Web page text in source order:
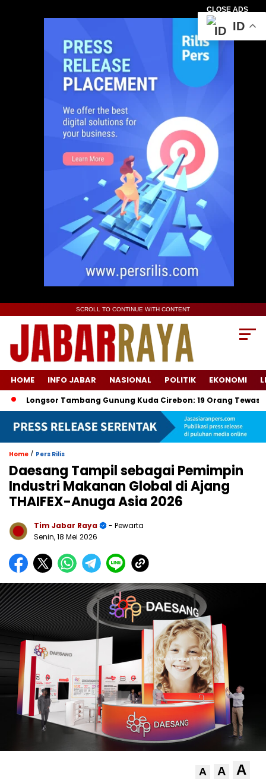
CLOSE ADS
SCROLL TO CONTINUE WITH CONTENT
HOME INFO JABAR NASIONAL POLITIK EKONOMI
Tambang Gunung Kuda Cirebon: 19 Orang Tewas, Dua
Home / Pers Rilis
Daesang Tampil sebagai Pemimpin
Industri Makanan Global di Ajang
THAIFEX-Anuga Asia 2026
Tim Jabar Raya
- Pewarta
Senin, 18 Mei 2026
A A A
ID